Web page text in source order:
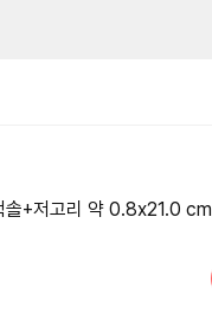
솔+저고리 약 0.8x21.0 cm